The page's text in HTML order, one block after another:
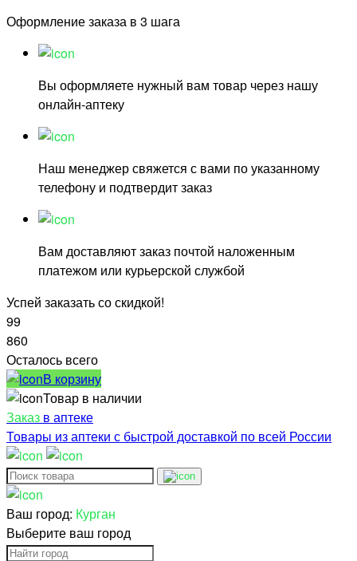
Оформление заказа в 3 шага
Вы оформляете нужный вам товар через нашу
онлайн-аптеку
Наш менеджер свяжется с вами по указанному
телефону и подтвердит заказ
Вам доставляют заказ почтой наложенным
платежом или курьерской службой
Успей заказать со скидкой!
99
860
Осталось всего
В корзину
Товар в наличии
Заказ в аптеке
Товары из аптеки с быстрой доставкой по всей России
Ваш город: Курган
Выберите ваш город